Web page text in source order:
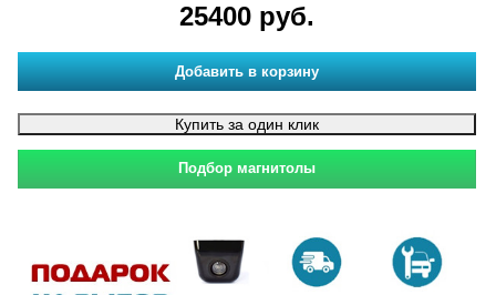
25400 руб.